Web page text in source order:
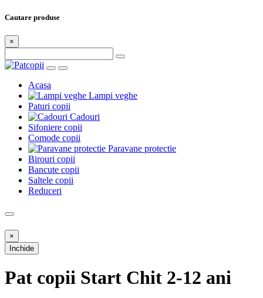
Cautare produse
×
Acasa
Lampi veghe
Paturi copii
Cadouri
Sifoniere copii
Comode copii
Paravane protectie
Birouri copii
Bancute copii
Saltele copii
Reduceri
×
Inchide
Pat copii Start Chit 2-12 ani